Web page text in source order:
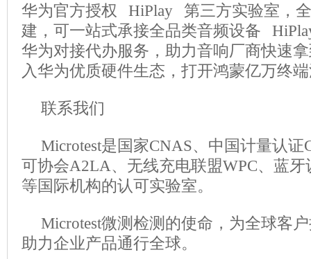
华为官方授权 HiPlay 第三方实验室，
建，可一站式承接全品类音频设备
华为对接代办服务，助力音响厂商快速
入华为优质硬件生态，打开鸿蒙亿万终
联系我们
Microtest是国家CNAS、中国计量认
可协会A2LA、无线充电联盟WPC、蓝
等国际机构的认可实验室。
Microtest微测检测的使命，为全球客
助力企业产品通行全球。